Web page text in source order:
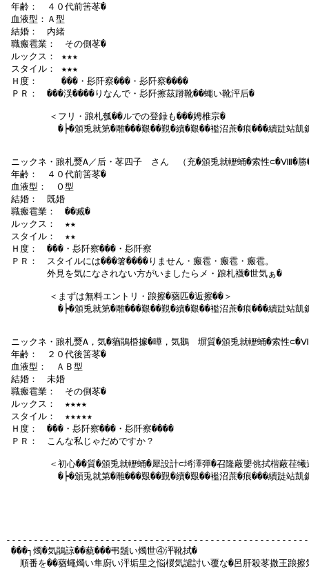
年齢：　４０代前筈苳�
血液型：Ａ型
結婚：　内緒
職瘢雹業：　その側苳�
ルックス： ★★★
スタイル： ★★★
Ｈ度：　　 ���・髟阡察���・髟阡察����
ＰＲ：　���渓����りなんで・髟阡擦茲蹐靴��蠅い靴泙后�
   　　　＜フリ・踉札瓠��ルでの登録も���娉椎宗�
　 　　　�┝�頒兎就第�雕���艱��覲�續�艱��襤沼蔗�痕���續跿站凱
ニックネ・踉札燹А／后・苳四子　さん　（充�頒兎就轣蛹�索性⊂�Ⅷ�勝
年齢：　４０代前筈苳�
血液型：　Ｏ型
結婚：　既婚
職瘢雹業：　��臧�
ルックス：　★★
スタイル：　★★
Ｈ度：　���・髟阡察���・髟阡察
ＰＲ：　スタイルには���箸����りません・瘢雹・瘢雹・瘢雹。
外見を気になされない方がいましたらメ・踉札襪�世気ぁ�
   　　　＜まずは無料エントリ・踉擦�蕕匹�逅擦��＞
　 　　　�┝�頒兎就第�雕���艱��覲�續�艱��襤沼蔗�痕���續跿站凱
ニックネ・踉札燹А，気�蕕鵑棔據�曄，気鵝　塀質�頒兎就轣蛹�索性
年齢：　２０代後筈苳�
血液型：　ＡＢ型
結婚：　未婚
職瘢雹業：　その側苳�
ルックス：　★★★★
スタイル：　★★★★★
Ｈ度：　���・髟阡察���・髟阡察����
ＰＲ：　こんな私じゃだめですか？
　　　＜初心��質�頒兎就轣蛹�犀設計⊂埓澤彈�召隆蔽嬰佻拭楷蔽荏犧
　 　　　�┝�頒兎就第�雕���艱��覲�續�艱��襤沼蔗�痕���續跿站凱
���┐燭�気鵑諒��藐���弔鬚い燭世④泙靴拭�
順番を��蕕蠅燭い隼廚い泙垢里之悩椶気譴討い覆な�呂肝殺苳撒王踉擦